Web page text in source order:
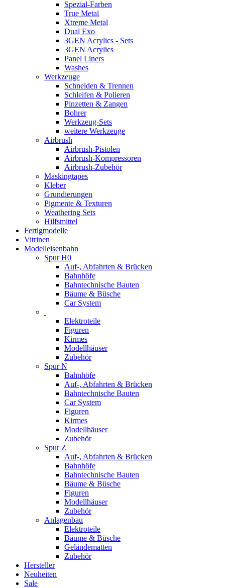
Spezial-Farben
True Metal
Xtreme Metal
Dual Exo
3GEN Acrylics - Sets
3GEN Acrylics
Panel Liners
Washes
Werkzeuge
Schneiden & Trennen
Schleifen & Polieren
Pinzetten & Zangen
Bohrer
Werkzeug-Sets
weitere Werkzeuge
Airbrush
Airbrush-Pistolen
Airbrush-Kompressoren
Airbrush-Zubehör
Maskingtapes
Kleber
Grundierungen
Pigmente & Texturen
Weathering Sets
Hilfsmittel
Fertigmodelle
Vitrinen
Modelleisenbahn
Spur H0
Auf-, Abfahrten & Brücken
Bahnhöfe
Bahntechnische Bauten
Bäume & Büsche
Car System
Elektroteile
Figuren
Kirmes
Modellhäuser
Zubehör
Spur N
Bahnhöfe
Auf-, Abfahrten & Brücken
Bahntechnische Bauten
Car System
Figuren
Kirmes
Modellhäuser
Zubehör
Spur Z
Auf-, Abfahrten & Brücken
Bahnhöfe
Bahntechnische Bauten
Bäume & Büsche
Figuren
Modellhäuser
Zubehör
Anlagenbau
Elektroteile
Bäume & Büsche
Geländematten
Zubehör
Hersteller
Neuheiten
Sale